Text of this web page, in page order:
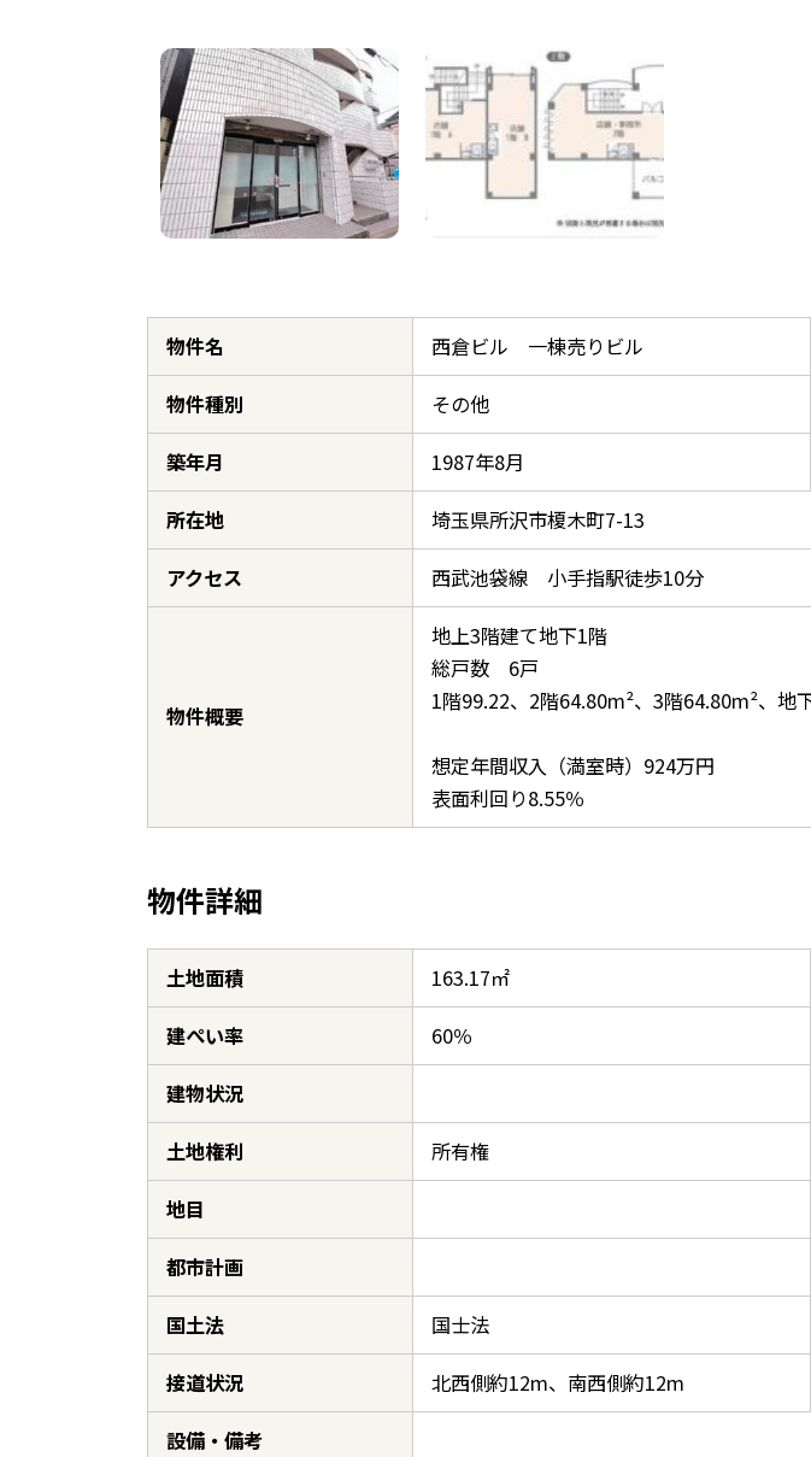
物件名 西倉ビル 一棟売りビル
物件種別
その他
築年月
1987年8月
所在地
埼玉県所沢市榎木町7-13
アクセス
西武池袋線 小手指駅徒歩10分
物件概要
地上3階建て地下1階
総戸数 6戸
1階99.22、2階64.80m²、3階64.80m²、地
想定年間収入（満室時）924万円
表面利回り8.55％
物件詳細
土地面積 163.17㎡
建ぺい率
60％
建物状況
土地権利
所有権
地目
都市計画
国土法
国士法
接道状況
北西側約12m、南西側約12m
設備・備考